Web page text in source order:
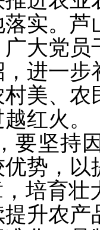
实。
大党
进一
美、
红火。
坚持因
势，
培育
升农